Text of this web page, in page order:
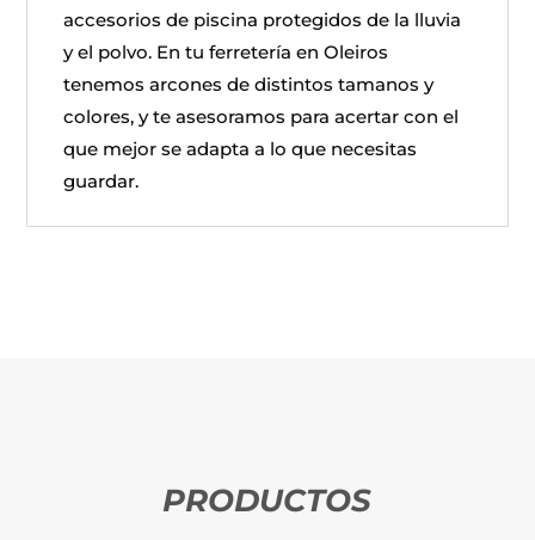
accesorios de piscina protegidos de la lluvia
y el polvo. En tu ferretería en Oleiros
tenemos arcones de distintos tamanos y
colores, y te asesoramos para acertar con el
que mejor se adapta a lo que necesitas
guardar.
PRODUCTOS